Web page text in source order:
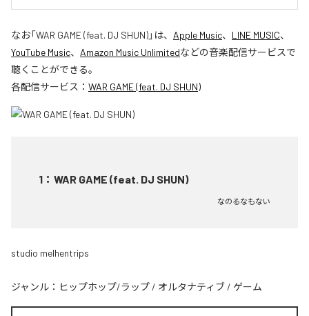
なお「WAR GAME (feat. DJ SHUN)」は、 Apple Music、 LINE MUSIC、
YouTube Music、 Amazon Music Unlimitedなどの音楽配信サービスで
聴くことができる。
各配信サービス： WAR GAME (feat. DJ SHUN)
1 ： WAR GAME (feat. DJ SHUN)
なのるなもない
studio melhentrips
ジャンル： ヒップホップ/ラップ / オルタナティブ / ゲーム